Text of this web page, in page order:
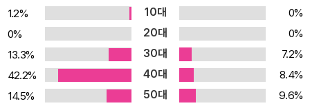
ok(눈을 향하다)은 보는 ‘행동’에 더 관심이 있다. / say(말하다)는
말의 ‘내용’에, tell(말해주다)은 상대에게 ‘전달’되는 것에 더 관심이
있다. 맥락의 확장! 뇌가 놀랄만한 신기한 이야기는 큰 맥락을 갖게 되
어 잘 외워집니다. 모든 단어마다 독특한 ‘사진’을 수록했고, 책의 퍼
즐에는 맥락이 커지도록 상상을 자극하는 비유로 표현했습니다. 집을
떠나도 마음에 남는 영원한 부모의 첫사랑 - 딸(daughter) / 꼬리로
1.2% 10대
0%
0%
20대
0%
13.3%
30대
7.2%
42.2%
40대
8.4%
14.5%
50대
9.6%